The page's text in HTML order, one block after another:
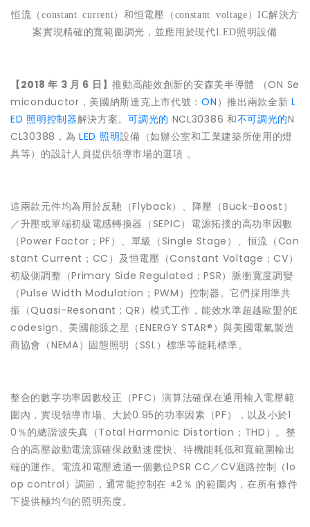
恒流（constant current）和恒電壓（ constant voltage ）IC解決方
案實現精確的寬範圍調光，並應用於現代LED 照明設備
【2018年 3月 6 日】推動高能效創新的安森美半導體 （ON Se
miconductor，美國納斯達克上市代號：ON ）推出兩款全新L
ED 照明控制器解決方案。可調光的 NCL30386 和不可調光的N
CL30388，為 LED 照明設備（如辦公室和工業建築所使用的燈
具等）的設計人員提供領導市場的選項 。
這兩款元件均為用於反馳（Flyback）、降壓（Buck-Boost）
／升壓或單端初級電感轉換器（SEPIC）電源拓撲的高功率因數
（Power Factor；PF）、單級（Single Stage）、恒流（Con
stant Current；CC）及恒電壓（Constant Voltage；CV）
初級側調整（Primary Side Regulated；PSR）脈衝寬度調變
（Pulse Width Modulation；PWM）控制器。它們採用準共
振（Quasi-Resonant ; QR）模式工作，能效水準超越歐盟的E
codesign、美國能源之星（ENERGY STAR®）與美國電氣製造
商協會（NEMA）固態照明（SSL）標準等能耗標準。
整合的數字功率因數校正（PFC）演算法確保在通用輸入電壓範
圍內，實現領導市場、大於0.95的功率因素（PF），以及小於1
0％的總諧波失真（Total Harmonic Distortion；THD）。整
合的高壓啟動電流源確保啟動速度快、待機能耗低和寬範圍輸出
端的運作。電流和電壓透過一個數位PSR CC／CV迴路控制（lo
op control）調節，通常能控制在 ±2％ 的範圍內，在所有條件
下提供極均勻的照明亮度。